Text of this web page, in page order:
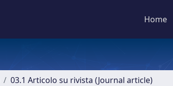
Home
03.1 Articolo su rivista (Journal article)